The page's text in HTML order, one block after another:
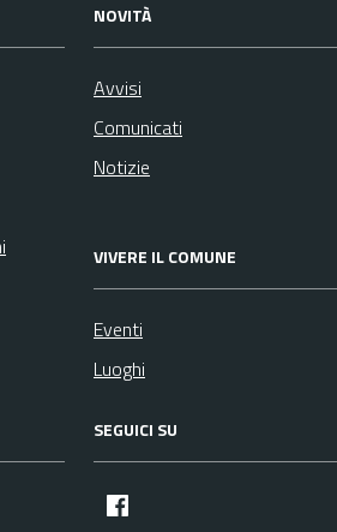
NOVITÀ
Avvisi
Comunicati
Notizie
VIVERE IL COMUNE
Eventi
Luoghi
SEGUICI SU